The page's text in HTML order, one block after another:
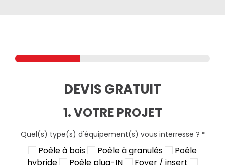
DEVIS GRATUIT
1. VOTRE PROJET
Quel(s) type(s) d'équipement(s) vous interresse ? *
Poêle à bois Poêle à granulés
Poêle